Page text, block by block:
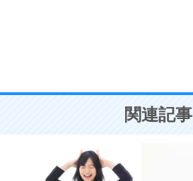
ことが大切。
関連記事